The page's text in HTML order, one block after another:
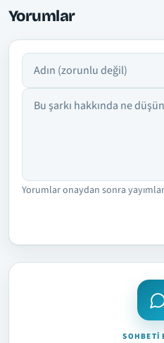
Yorumlar
Adın
Yorumun
Yorumlar onaydan sonra
SOHBETI